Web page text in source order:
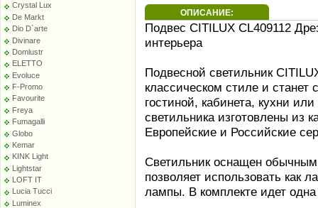
Crystal Lux
De Markt
Dio D`arte
Divinare
Domlustr
ELETTO
Evoluce
F-Promo
Favourite
Freya
Fumagalli
Globo
Kemar
KINK Light
Lightstar
LOFT IT
Lucia Tucci
Luminex
ОПИСАНИЕ:
Подвес CITILUX CL409112
интерьера
Подвесной светильник
классическом стиле и
гостиной, кабинета, кухни
светильника изготовлены из
Европейские и Российские
Светильник оснащен
позволяет использовать как
лампы. В комплекте идет